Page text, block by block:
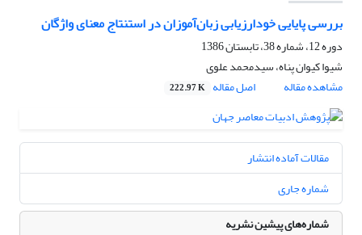
بررسی پایایی خودارزیابی زبان‌آموزان در استنتاج معنای واژگان
دوره 12، شماره 38، تابستان 1386
شیوا کیوان پناه، سیدمحمد علوی
مشاهده مقاله
اصل مقاله 222.97 K
مقالات آماده انتشار
شماره جاری
شماره‌های پیشین نشریه